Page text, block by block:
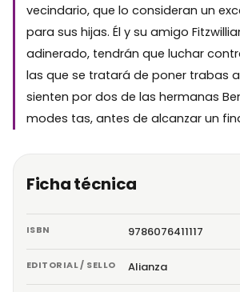
vecindario, que lo consideran un
para sus hijas. Él y su amigo
adinerado, tendrán que luchar
las que se tratará de poner trabas
sienten por dos de las hermanas
modes tas, antes de alcanzar un
Ficha técnica
ISBN 9786076411117
EDITORIAL / SELLO Alianza